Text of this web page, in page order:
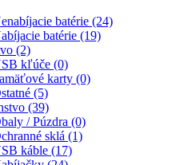
batérie (24)
batérie (19)
(2)
kľúče (0)
karty (0)
(5)
(39)
/ Púzdra (0)
sklá (1)
káble (17)